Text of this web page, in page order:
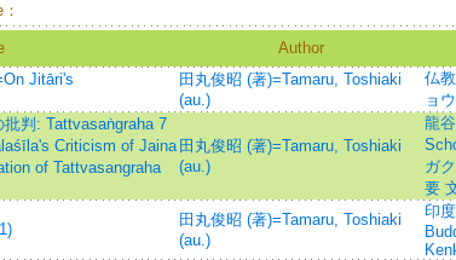
Author
Jitāri's
田丸俊昭 (著)=Tamaru, Toshiaki
(au.)
仏
ョ
判: Tattvasaṅgraha 7
Criticism of Jaina
of Tattvasangraha
田丸俊昭 (著)=Tamaru, Toshiaki
(au.)
龍
ガ
要
田丸俊昭 (著)=Tamaru, Toshiaki
(au.)
印